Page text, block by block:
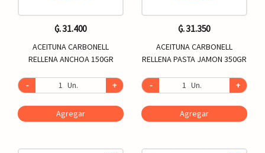
₲. 31.400
ACEITUNA CARBONELL
RELLENA ANCHOA 150GR
- Un. +
Agregar
₲. 31.350
ACEITUNA CARBONELL
RELLENA PASTA JAMON 350GR
- Un. +
Agregar